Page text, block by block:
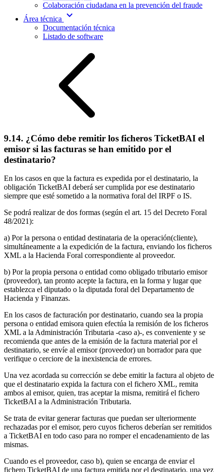
Colaboración ciudadana en la prevención del fraude
Área técnica
expand_more
Documentación técnica
Listado de software
9.14. ¿Cómo debe remitir los ficheros TicketBAI el
emisor si las facturas se han emitido por el
destinatario?
En los casos en que la factura es expedida por el destinatario, la
obligación TicketBAI deberá ser cumplida por ese destinatario
siempre que esté sometido a la normativa foral del IRPF o IS.
Se podrá realizar de dos formas (según el art. 15 del Decreto Foral
48/2021):
a) Por la persona o entidad destinataria de la operación(cliente),
simultáneamente a la expedición de la factura, enviando los ficheros
XML a la Hacienda Foral correspondiente al proveedor.
b) Por la propia persona o entidad como obligado tributario emisor
(proveedor), tan pronto acepte la factura, en la forma y lugar que
establezca el diputado o la diputada foral del Departamento de
Hacienda y Finanzas.
En los casos de facturación por destinatario, cuando sea la propia
persona o entidad emisora quien efectúa la remisión de los ficheros
XML a la Administración Tributaria -caso a)-, es conveniente y se
recomienda que antes de la emisión de la factura material por el
destinatario, se envíe al emisor (proveedor) un borrador para que
verifique o cerciore de la inexistencia de errores.
Una vez acordada su corrección se debe emitir la factura al objeto de
que el destinatario expida la factura con el fichero XML, remita
ambos al emisor, quien, tras aceptar la misma, remitirá el fichero
TicketBAI a la Administración Tributaria.
Se trata de evitar generar facturas que puedan ser ulteriormente
rechazadas por el emisor, pero cuyos ficheros deberían ser remitidos
a TicketBAI en todo caso para no romper el encadenamiento de las
mismas.
Cuando es el proveedor, caso b), quien se encarga de enviar el
fichero TicketBAI de una factura emitida por el destinatario, una vez